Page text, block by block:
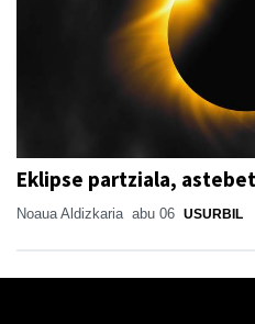
Eklipse partziala,
Noaua Aldizkaria abu 06 USURBIL